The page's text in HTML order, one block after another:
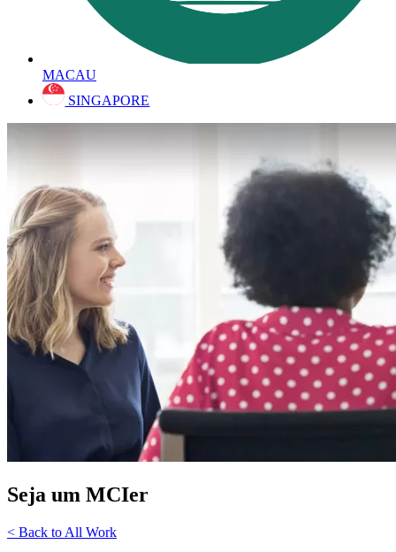
MACAU
SINGAPORE
Seja um MCIer
< Back to All Work